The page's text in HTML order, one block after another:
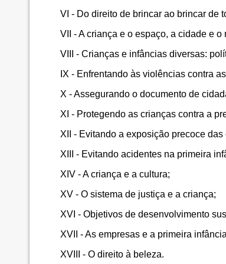
VI - Do direito de brincar ao brincar de
VII - A criança e o espaço, a cidade e o
VIII - Crianças e infâncias diversas:
IX - Enfrentando às violências contra
X - Assegurando o documento de
XI - Protegendo as crianças contra a
XII - Evitando a exposição precoce
XIII - Evitando acidentes na primeira
XIV - A criança e a cultura;
XV - O sistema de justiça e a criança;
XVI - Objetivos de desenvolvimento
XVII - As empresas e a primeira
XVIII - O direito à beleza.